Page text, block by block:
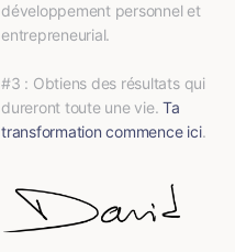
développement personnel et
entrepreneurial.
#3 : Obtiens des résultats qui
dureront toute une vie. Ta
transformation commence ici.